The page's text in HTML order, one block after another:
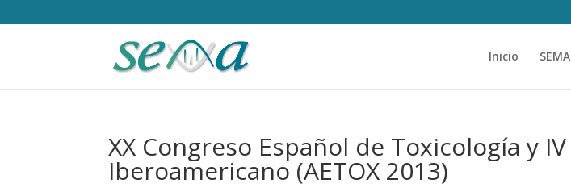
Inicio SEMA
XX Congreso Español de Toxicología y IV
Iberoamericano (AETOX 2013)